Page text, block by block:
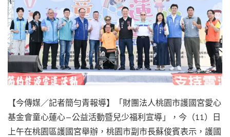
【今傳媒／記者簡勻青報導】「財團法人桃園市護國宮愛心
基金會童心蓮心—公益活動暨兒少福利宣導」，今（11）日
上午在桃園區護國宮舉辦，桃園市副市長蘇俊賓表示，護國